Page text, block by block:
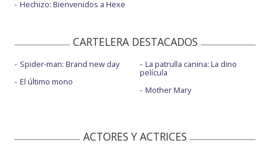
Hechizo: Bienvenidos a Hexe
CARTELERA DESTACADOS
Spider-man: Brand new day
El último mono
La patrulla canina: La dino
película
Mother Mary
ACTORES Y ACTRICES